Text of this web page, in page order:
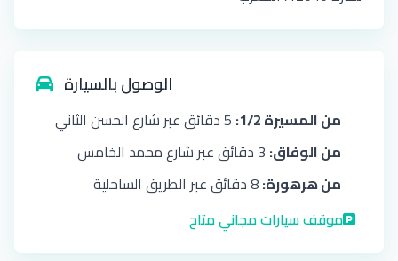
الوصول بالسيارة
من المسيرة 1/2:
من الوفاق:
من هرهورة:
موقف سيارات مجاني متاح